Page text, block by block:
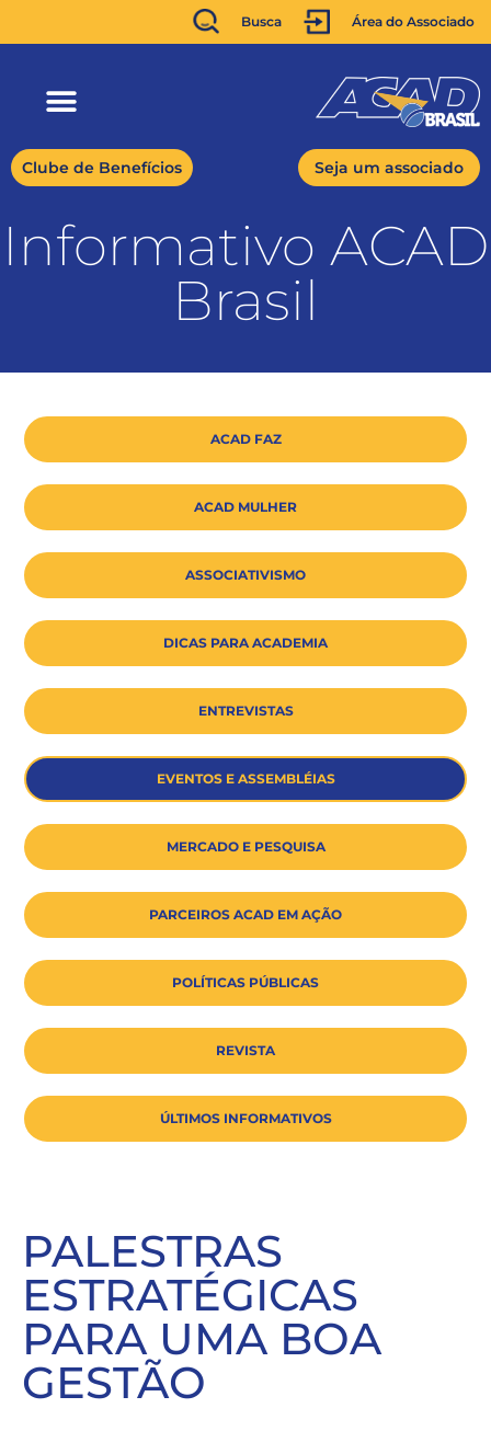
Busca Área do Associado
Clube de Benefícios Seja um associado
Informativo ACAD
Brasil
ACAD FAZ
ACAD MULHER
ASSOCIATIVISMO
DICAS PARA ACADEMIA
ENTREVISTAS
EVENTOS E ASSEMBLÉIAS
MERCADO E PESQUISA
PARCEIROS ACAD EM AÇÃO
POLÍTICAS PÚBLICAS
REVISTA
ÚLTIMOS INFORMATIVOS
PALESTRAS
ESTRATÉGICAS
PARA UMA BOA
GESTÃO